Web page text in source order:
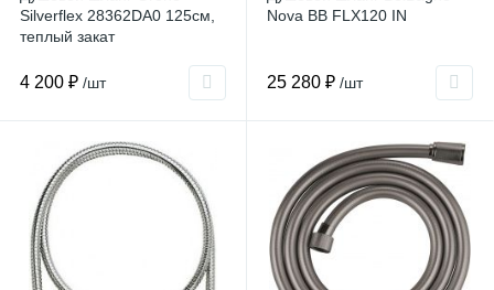
Silverflex 28362DA0 125см,
теплый закат
4 200 ₽ /шт
Nova BB FLX120 IN
25 280 ₽ /шт